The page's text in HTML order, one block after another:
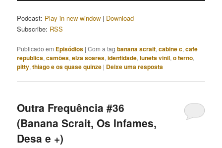
Podcast: Play in new window | Download
Subscribe: RSS
Publicado em Episódios |Com a tagbanana scrait,cabine c,cafe
republica,camões,elza soares,identidade,luneta vinil,o terno,
pitty,thiago e os quase quinze | Deixe uma resposta
Outra Frequência #36
(Banana Scrait, Os Infames,
Desa e +)